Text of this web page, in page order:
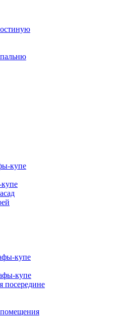
купе
купе
купе
посередине